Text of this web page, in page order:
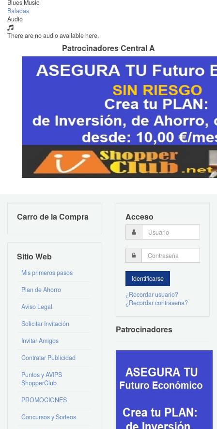
Blues Music
Baladas
Audio
There are no audio available here.
Patrocinadores Central A
Carro de la Compra
Sitio Web
Mis primeros pasos
Plan de Ahorro
Aviso Legal
Solicitar Invitación
Invitar Amigos
Contratar Publicidad
Puntos y AVIPS
ShopperClub
PROMOCIONES
Concursos y Sorteos
Acceso
¿Recordar usuario?
¿Recordar contraseña?
Patrocinadores